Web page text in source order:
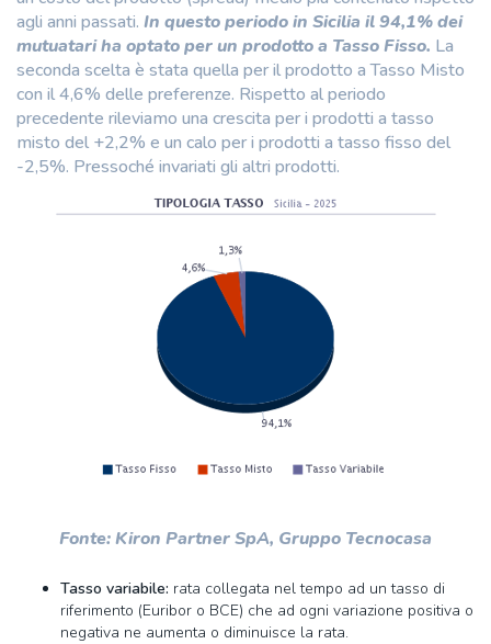
agli anni passati. In questo periodo in Sicilia il 94,1% dei
mutuatari ha optato per un prodotto a Tasso Fisso. La
seconda scelta è stata quella per il prodotto a Tasso Misto
con il 4,6% delle preferenze. Rispetto al periodo
precedente rileviamo una crescita per i prodotti a tasso
misto del +2,2% e un calo per i prodotti a tasso fisso del
-2,5%. Pressoché invariati gli altri prodotti.
Fonte: Kiron Partner SpA, Gruppo Tecnocasa
Tasso variabile: rata collegata nel tempo ad un tasso di
riferimento (Euribor o BCE) che ad ogni variazione positiva o
negativa ne aumenta o diminuisce la rata.